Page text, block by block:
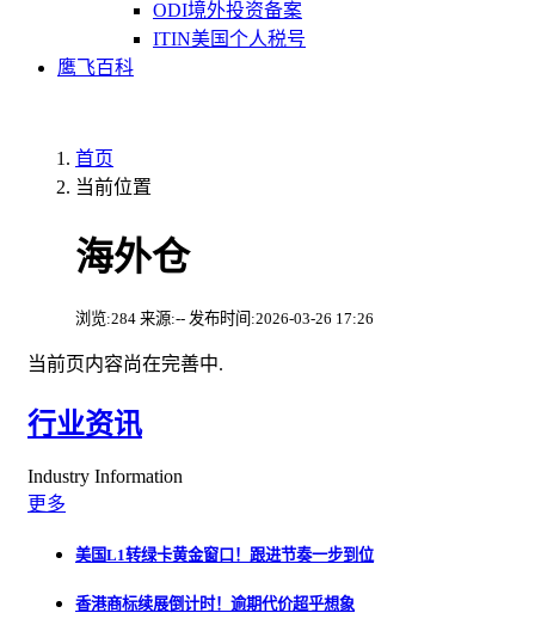
ODI境外投资备案
ITIN美国个人税号
鹰飞百科
首页
当前位置
海外仓
浏览:284 来源:-- 发布时间:2026-03-26 17:26
当前页内容尚在完善中.
行业资讯
Industry Information
更多
美国L1转绿卡黄金窗口！跟进节奏一步到位
香港商标续展倒计时！逾期代价超乎想象